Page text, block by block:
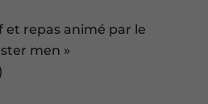
et repas animé par le
men »